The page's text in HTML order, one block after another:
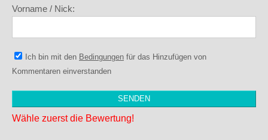
Vorname / Nick:
Ich bin mit den Bedingungen für das Hinzufügen von
Kommentaren einverstanden
Wähle zuerst die Bewertung!